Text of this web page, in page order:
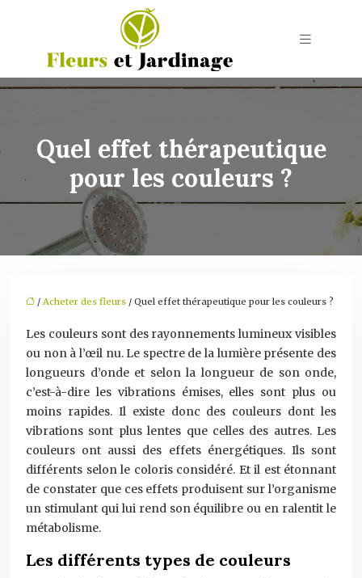
Quel effet thérapeutique
pour les couleurs ?
/ Acheter des fleurs / Quel effet thérapeutique pour les couleurs ?
Les couleurs sont des rayonnements lumineux visibles
ou non à l’œil nu. Le spectre de la lumière présente des
longueurs d’onde et selon la longueur de son onde,
c’est-à-dire les vibrations émises, elles sont plus ou
moins rapides. Il existe donc des couleurs dont les
vibrations sont plus lentes que celles des autres. Les
couleurs ont aussi des effets énergétiques. Ils sont
différents selon le coloris considéré. Et il est étonnant
de constater que ces effets produisent sur l’organisme
un stimulant qui lui rend son équilibre ou en ralentit le
métabolisme.
Les différents types de couleurs